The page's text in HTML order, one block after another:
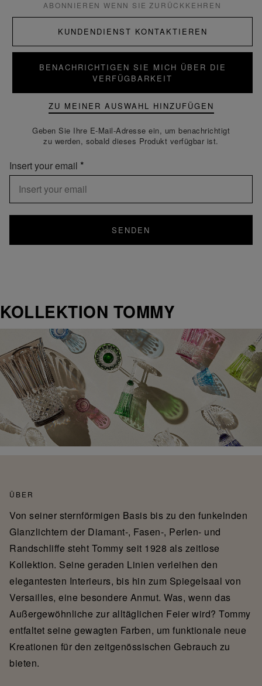
ABONNIEREN WENN SIE ZURÜCKKEHREN
KUNDENDIENST KONTAKTIEREN
BENACHRICHTIGEN SIE MICH ÜBER DIE
VERFÜGBARKEIT
ZU MEINER AUSWAHL HINZUFÜGEN
Geben Sie Ihre E-Mail-Adresse ein, um benachrichtigt
zu werden, sobald dieses Produkt verfügbar ist.
Insert your email
SENDEN
KOLLEKTION TOMMY
ÜBER
Von seiner sternförmigen Basis bis zu den funkelnden
Glanzlichtern der Diamant-, Fasen-, Perlen- und
Randschliffe steht Tommy seit 1928 als zeitlose
Kollektion. Seine geraden Linien verleihen den
elegantesten Interieurs, bis hin zum Spiegelsaal von
Versailles, eine besondere Anmut. Was, wenn das
Außergewöhnliche zur alltäglichen Feier wird? Tommy
entfaltet seine gewagten Farben, um funktionale neue
Kreationen für den zeitgenössischen Gebrauch zu
bieten.